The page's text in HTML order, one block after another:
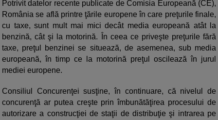
Potrivit datelor recente publicate de Comisia Europeană (CE),
România se află printre ţările europene în care preţurile finale,
cu taxe, sunt mult mai mici decât media europeană atât la
benzină, cât şi la motorină. În ceea ce priveşte preţurile fără
taxe, preţul benzinei se situează, de asemenea, sub media
europeană, în timp ce la motorină preţul oscilează în jurul
mediei europene.
Consiliul Concurenţei susţine, în continuare, că nivelul de
concurenţă ar putea creşte prin îmbunătăţirea procesului de
autorizare a construcţiei de staţii de distribuţie şi intrarea pe